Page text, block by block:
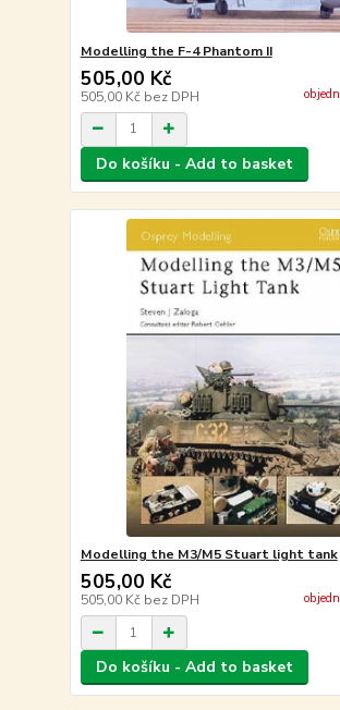
Modelling the F-4 Phantom II
505,00 Kč
505,00 Kč bez DPH
Do košíku - Add to basket
Modelling the M3/M5 Stuart light tank
505,00 Kč
505,00 Kč bez DPH
Do košíku - Add to basket